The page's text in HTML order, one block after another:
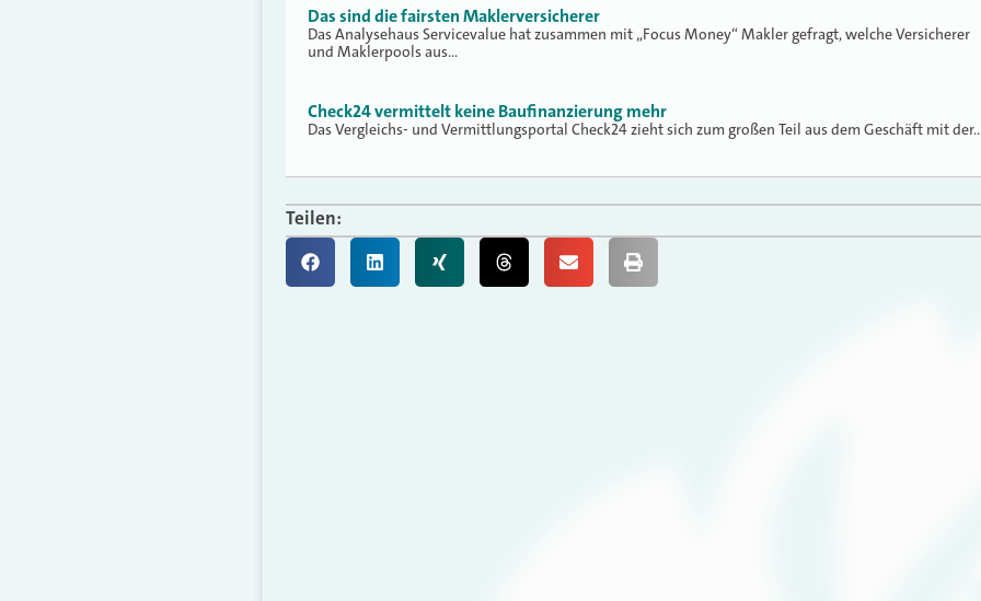
Das sind die fairsten Maklerversicherer
Das Analysehaus Servicevalue hat zusammen mit „Focus Money“ Makler gefragt, welche Versicherer
und Maklerpools aus…
Check24 vermittelt keine Baufinanzierung mehr
Das Vergleichs- und Vermittlungsportal Check24 zieht sich zum großen Teil aus dem Geschäft mit
Teilen: